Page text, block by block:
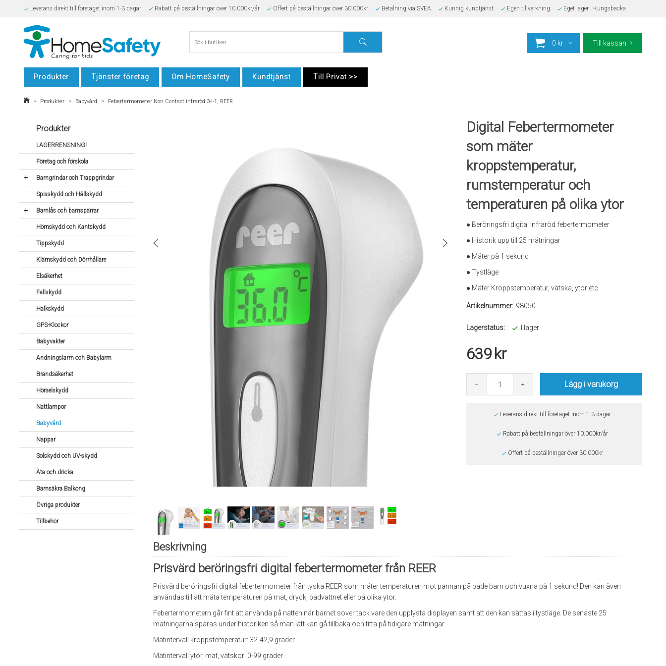
Leverans direkt till företaget inom 1-3 dagar Rabatt på beställningar över 10.000kr/år Offert på beställningar över 30.000kr Betalning via SVEA Kunnig kundtjänst Egen tillverkning Eget lager i Kungsbacka
Säker E-handel
Produkter Tjänster företag Om HomeSafety Kundtjänst Till Privat >>
Till kassan
0 kr
> Produkter > Babyvård > Febertermometer Non Contact infraröd 3-i-1, REER
Produkter
LAGERRENSNING!
Företag och förskola
Barngrindar och Trappgrindar
Spisskydd och Hällskydd
Barnlås och barnspärrar
Hörnskydd och Kantskydd
Tippskydd
Klämskydd och Dörrhållare
Elsäkerhet
Fallskydd
Halkskydd
GPS-Klockor
Babyvakter
Andningslarm och Babylarm
Brandsäkerhet
Hörselskydd
Nattlampor
Babyvård
Nappar
Solskydd och UV-skydd
Äta och dricka
Barnsäkra Balkong
Övriga produkter
Tillbehör
Digital Febertermometer
som mäter
kroppstemperatur,
rumstemperatur och
temperaturen på olika ytor
● Beröringsfri digital infraröd febertermometer
● Historik upp till 25 mätningar
● Mäter på 1 sekund
● Tystläge
● Mäter Kroppstemperatur, vätska, ytor etc.
Artikelnummer: 98050
Lagerstatus: I lager
639 kr
Lägg i varukorg
Leverans direkt till företaget inom 1-3 dagar
Rabatt på beställningar över 10.000kr/år
Offert på beställningar över 30.000kr
Beskrivning
Prisvärd beröringsfri digital febertermometer från REER
Prisvärd beröringsfri digital febertermometer från tyska REER som mäter temperaturen mot pannan på både barn och vuxna på 1 sekund! Den kan även
användas till att mäta temperaturen på mat, dryck, badvattnet eller på olika ytor.
Febertermometern går fint att använda på natten när barnet sover tack vare den upplysta displayen samt att den kan sättas i tystläge. De senaste 25
mätningarna sparas under historiken så man lätt kan gå tillbaka och titta på tidigare mätningar.
Mätintervall kroppstemperatur: 32-42,9 grader
Mätintervall ytor, mat, vätskor: 0-99 grader